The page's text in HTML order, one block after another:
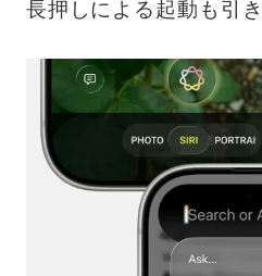
長押しによる起動も引